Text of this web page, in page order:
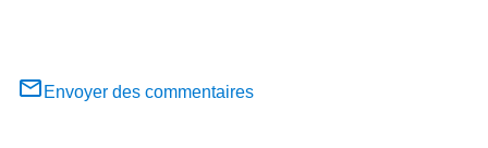
Envoyer des commentaires